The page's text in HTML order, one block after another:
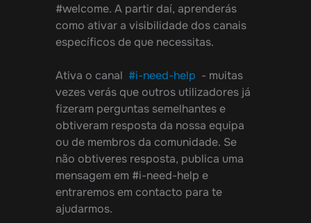
#welcome. A partir daí, aprenderás
como ativar a visibilidade dos canais
específicos de que necessitas.
Ativa o canal #i-need-help - muitas
vezes verás que outros utilizadores já
fizeram perguntas semelhantes e
obtiveram resposta da nossa equipa
ou de membros da comunidade. Se
não obtiveres resposta, publica uma
mensagem em #i-need-help e
entraremos em contacto para te
ajudarmos.